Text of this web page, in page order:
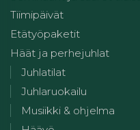
Tiimipäivät
Etätyöpaketit
Häät ja perhejuhlat
Juhlatilat
Juhlaruokailu
Musiikki & ohjelma